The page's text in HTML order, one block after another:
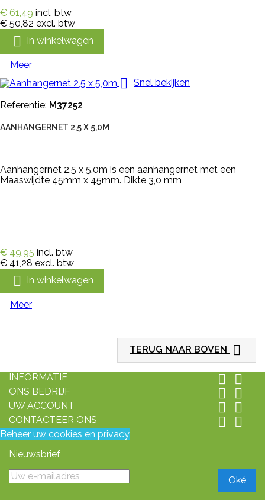
€ 61,49 incl. btw
€ 50,82 excl. btw
 In winkelwagen
Meer
 Snel bekijken
Referentie: M37252
AANHANGERNET 2,5 X 5,0M
Aanhangernet 2,5 x 5,0m is een aanhangernet met een
Maaswijdte 45mm x 45mm. Dikte 3,0 mm
€ 49,95 incl. btw
€ 41,28 excl. btw
 In winkelwagen
Meer
TERUG NAAR BOVEN 
INFORMATIE  
ONS BEDRIJF  
UW ACCOUNT  
CONTACTEER ONS  
Beheer uw cookies en privacy
Nieuwsbrief